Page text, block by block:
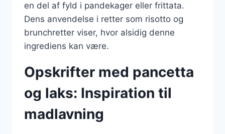
en del af fyld i pandekager eller frittata.
Dens anvendelse i retter som risotto og
brunchretter viser, hvor alsidig denne
ingrediens kan være.
Opskrifter med pancetta
og laks: Inspiration til
madlavning